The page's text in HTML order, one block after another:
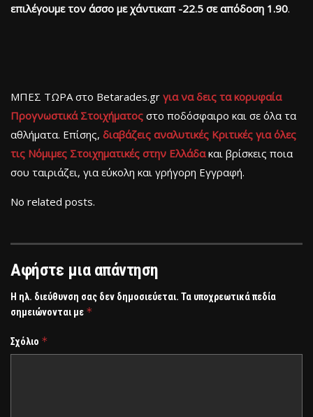
επιλέγουμε τον άσσο με χάντικαπ -22.5 σε απόδοση 1.90.
ΜΠΕΣ ΤΩΡΑ στο Betarades.gr για να δεις τα κορυφαία
Προγνωστικά Στοιχήματος στο ποδόσφαιρο και σε όλα τα
αθλήματα. Επίσης, διαβάζεις αναλυτικές Κριτικές για όλες
τις Νόμιμες Στοιχηματικές στην Ελλάδακαι βρίσκεις ποια
σου ταιριάζει, για εύκολη και γρήγορη Εγγραφή.
No related posts.
Αφήστε μια απάντηση
Η ηλ. διεύθυνση σας δεν δημοσιεύεται. Τα υποχρεωτικά πεδία
σημειώνονται με *
Σχόλιο *